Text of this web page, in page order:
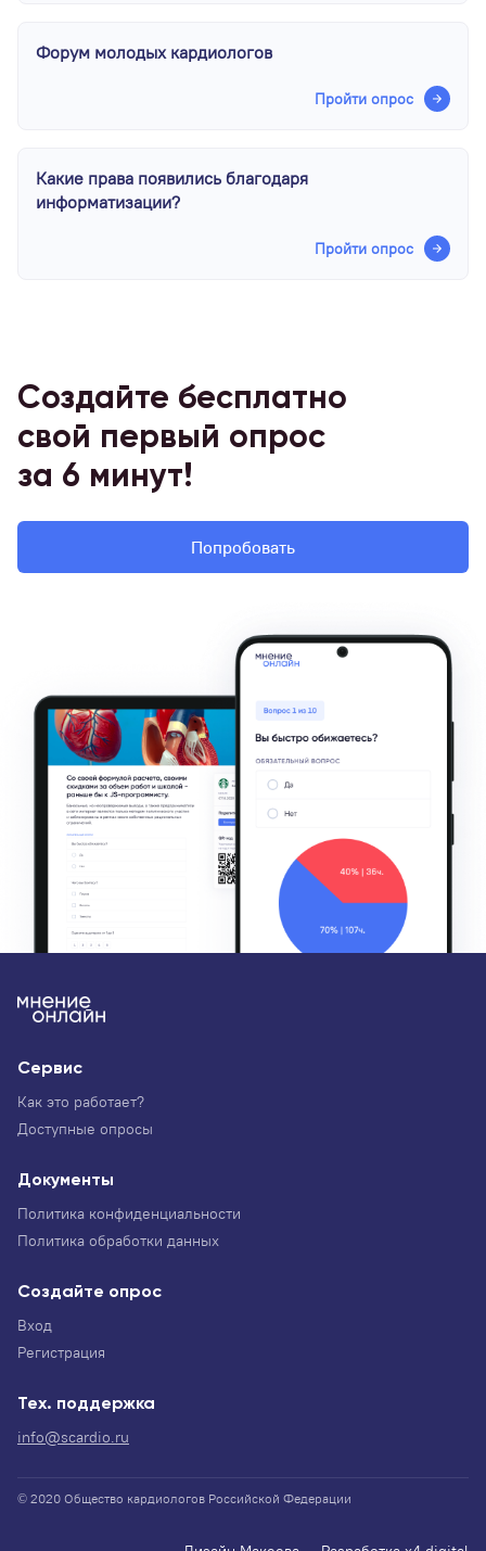
Форум молодых кардиологов
Пройти опрос
Какие права появились благодаря
информатизации?
Пройти опрос
Создайте бесплатно
свой первый опрос
за 6 минут!
Попробовать
Сервис
Как это работает?
Доступные опросы
Документы
Политика конфиденциальности
Политика обработки данных
Создайте опрос
Вход
Регистрация
Тех. поддержка
info@scardio.ru
© 2020 Общество кардиологов Российской Федерации